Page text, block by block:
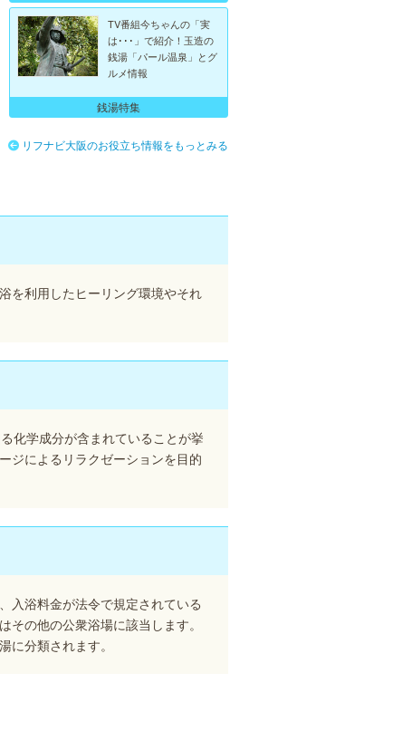
TV番組今ちゃんの「実
は･･･」で紹介！玉造の
銭湯「パール温泉」とグ
ルメ情報
銭湯特集
リフナビ大阪のお役立ち情報をもっとみる
を利用したヒーリング環境やそれ
化学成分が含まれていることが挙
ジによるリラクゼーションを目的
入浴料金が法令で規定されている
の他の公衆浴場に該当します。
分類されます。